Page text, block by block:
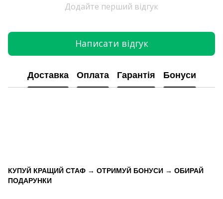
Додайте перший відгук
Написати відгук
Доставка Оплата Гарантія Бонуси
КУПУЙ КРАЩИЙ СТАФ → ОТРИМУЙ БОНУСИ → ОБИРАЙ
ПОДАРУНКИ